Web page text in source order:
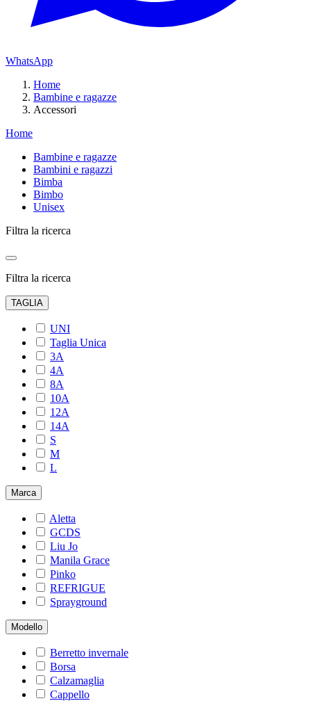
WhatsApp
Home
Bambine e ragazze
Accessori
Home
Bambine e ragazze
Bambini e ragazzi
Bimba
Bimbo
Unisex
Filtra la ricerca
Filtra la ricerca
TAGLIA
UNI
Taglia Unica
3A
4A
8A
10A
12A
14A
S
M
L
Marca
Aletta
GCDS
Liu Jo
Manila Grace
Pinko
REFRIGUE
Sprayground
Modello
Berretto invernale
Borsa
Calzamaglia
Cappello